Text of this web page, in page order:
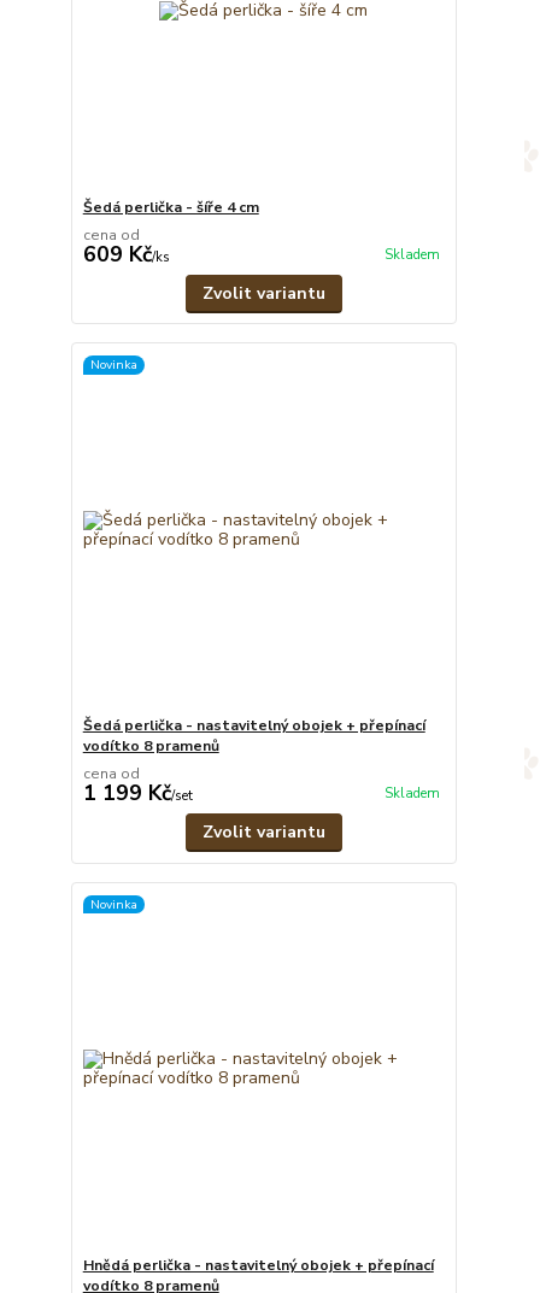
Šedá perlička - šíře 4 cm
cena od
609 Kč/ks Skladem
Zvolit variantu
Novinka
Šedá perlička - nastavitelný obojek + přepínací
vodítko 8 pramenů
cena od
1 199 Kč/set Skladem
Zvolit variantu
Novinka
Hnědá perlička - nastavitelný obojek + přepínací
vodítko 8 pramenů